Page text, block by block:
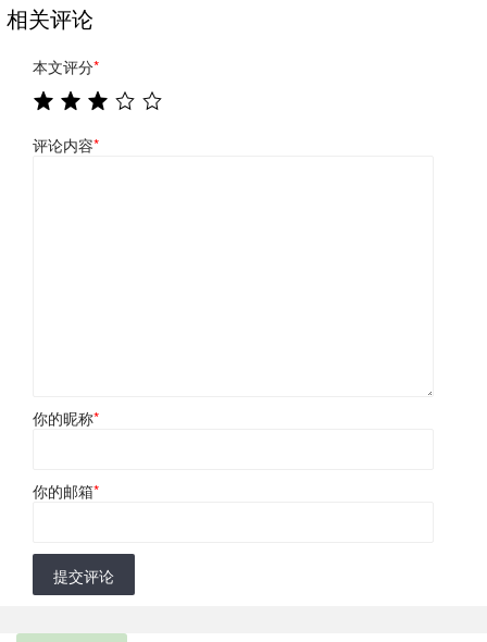
相关评论
本文评分*
评论内容*
你的昵称*
你的邮箱*
提交评论